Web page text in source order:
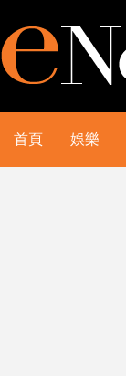
首頁 娛樂